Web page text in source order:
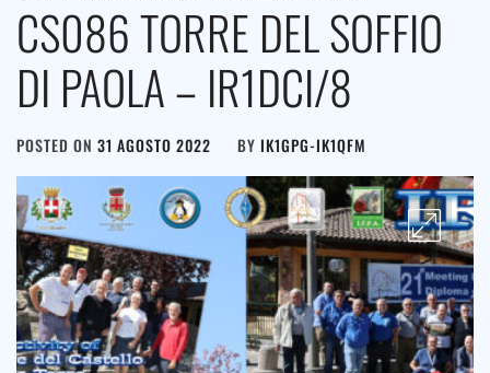
CS086 TORRE DEL SOFFIO
DI PAOLA – IR1DCI/8
POSTED ON 31 AGOSTO 2022 BY IK1GPG-IK1QFM